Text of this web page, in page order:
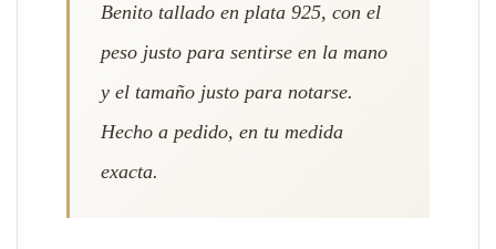
Benito tallado en plata 925, con el
peso justo para sentirse en la mano
y el tamaño justo para notarse.
Hecho a pedido, en tu medida
exacta.